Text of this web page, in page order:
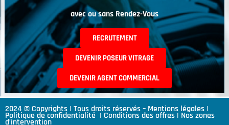
avec ou sans Rendez-Vous
RECRUTEMENT
DEVENIR POSEUR VITRAGE
DEVENIR AGENT COMMERCIAL
2024 © Copyrights | Tous droits réservés – Mentions légales |
Politique de confidentialité | Conditions des offres | Nos zones
d’intervention